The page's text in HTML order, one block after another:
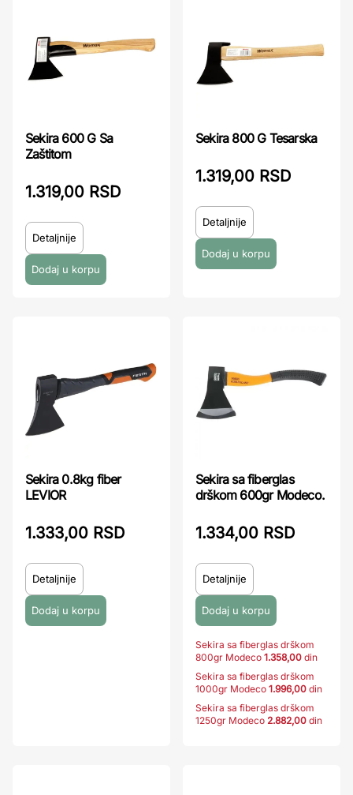
Sekira 600 G Sa
Zaštitom
1.319,00 RSD
Detaljnije
Sekira 800 G Tesarska
1.319,00 RSD
Detaljnije
Sekira 0.8kg fiber
LEVIOR
1.333,00 RSD
Detaljnije
Sekira sa fiberglas
drškom 600gr Modeco.
1.334,00 RSD
Detaljnije
Sekira sa fiberglas drškom
800gr Modeco 1.358,00 din
Sekira sa fiberglas drškom
1000gr Modeco 1.996,00 din
Sekira sa fiberglas drškom
1250gr Modeco 2.882,00 din